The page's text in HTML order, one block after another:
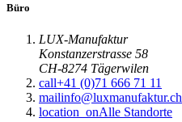
Büro
LUX-Manufaktur
Konstanzerstrasse 58
CH-8274 Tägerwilen
call+41 (0)71 666 71 11
mailinfo@luxmanufaktur.ch
location_onAlle Standorte